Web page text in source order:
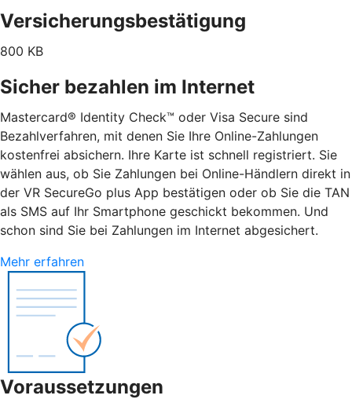
Versicherungsbestätigung
800 KB
Sicher bezahlen im Internet
Mastercard® Identity Check™ oder Visa Secure sind
Bezahlverfahren, mit denen Sie Ihre Online-Zahlungen
kostenfrei absichern. Ihre Karte ist schnell registriert. Sie
wählen aus, ob Sie Zahlungen bei Online-Händlern direkt in
der VR SecureGo plus App bestätigen oder ob Sie die TAN
als SMS auf Ihr Smartphone geschickt bekommen. Und
schon sind Sie bei Zahlungen im Internet abgesichert.
Mehr erfahren
Voraussetzungen